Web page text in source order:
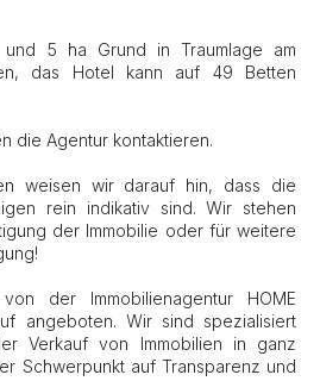
und 5 ha Grund in Traumlage am
das Hotel kann auf 49 Betten
die Agentur kontaktieren.
weisen wir darauf hin, dass die
rein indikativ sind. Wir stehen
der Immobilie oder für weitere
der Immobilienagentur HOME
angeboten. Wir sind spezialisiert
Verkauf von Immobilien in ganz
Schwerpunkt auf Transparenz und